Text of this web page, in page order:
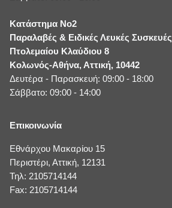
Κατάστημα No2
Παραλαβές & Ειδικές Λευκές Συσκευές
Πτολεμαίου Κλαύδιου 8
Κολωνός-Αθήνα, Αττική, 10442
Δευτέρα - Παρασκευή: 09:00 - 18:00
Σάββατο: 09:00 - 14:00
Επικοινωνία
Εθνάρχου Μακαρίου 15
Περιστέρι, Αττική, 12131
Τηλ: 2105714144
Fax: 2105714144